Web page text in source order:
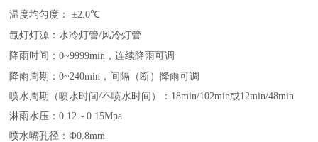
温度均匀度： ±2.0℃
氙灯灯源：水冷灯管/风冷灯管
降雨时间：0~9999min ，连续降雨可调
降雨周期：0~240min ，间隔 （ 断）
降雨可调
喷水周期
（喷水时间/不喷水时间 ） ： 18min/102min或12min/48min
淋雨水压：0.12 ～0.15Mpa
喷水嘴孔径：Ф0.8mm